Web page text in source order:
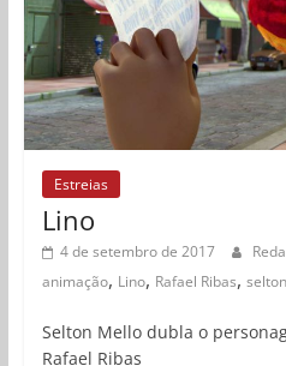
Estreias
Lino
4 de setembro de 2017
animação, Lino, Rafael Ribas,
Selton Mello dubla o
Rafael Ribas